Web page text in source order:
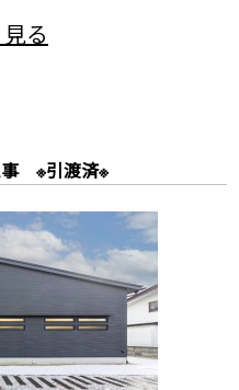
※引渡済※